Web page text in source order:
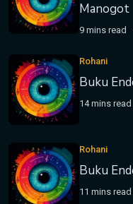
Manogot
9 mins read
Rohani
Buku
14 mins read
Rohani
Buku
11 mins read